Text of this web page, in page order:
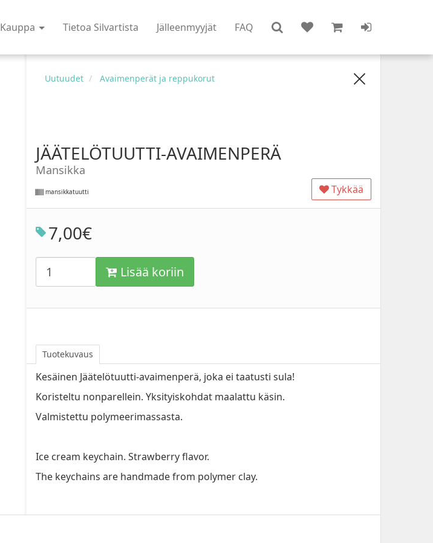
Kauppa Tietoa Silvartista Jälleenmyyjät FAQ
Uutuudet Avaimenperät ja reppukorut
JÄÄTELÖTUUTTI-AVAIMENPERÄ
Mansikka
Tykkää
mansikkatuutti
7,00€
Lisää koriin
Tuotekuvaus
Kesäinen Jäätelötuutti-avaimenperä, joka ei taatusti sula!
Koristeltu nonparellein. Yksityiskohdat maalattu käsin.
Valmistettu polymeerimassasta.
Ice cream keychain. Strawberry flavor.
The keychains are handmade from polymer clay.